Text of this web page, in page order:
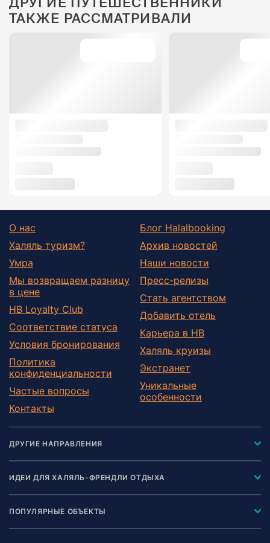
ТАКЖЕ РАССМАТРИВАЛИ
О нас
Халяль туризм?
Умра
Мы возвращаем разницу
в цене
HB Loyalty Club
Соответствие статуса
Условия бронирования
Политика
конфиденциальности
Частые вопросы
Контакты
Блог Halalbooking
Архив новостей
Наши новости
Пресс-релизы
Стать агентством
Добавить отель
Карьера в HB
Халяль круизы
Экстранет
Уникальные
особенности
ДРУГИЕ НАПРАВЛЕНИЯ
ИДЕИ ДЛЯ ХАЛЯЛЬ-ФРЕНДЛИ ОТДЫХА
ПОПУЛЯРНЫЕ ОБЪЕКТЫ